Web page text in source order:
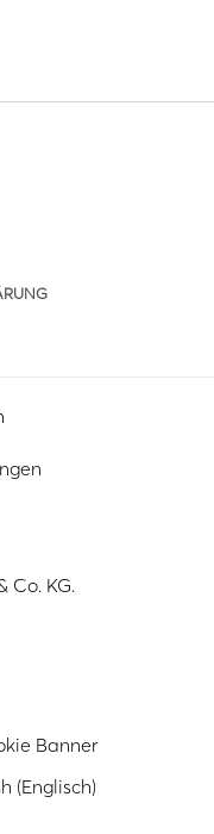
Co. KG.
Banner
(Englisch)